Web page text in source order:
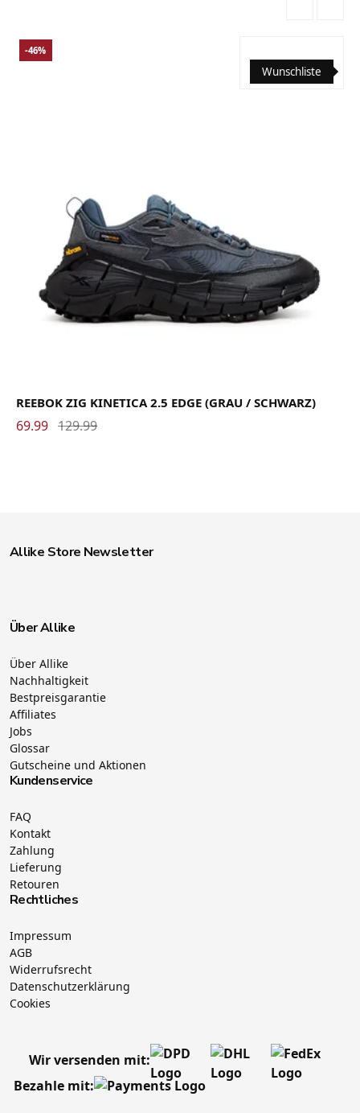
Wunschliste
-46%
REEBOK ZIG KINETICA 2.5 EDGE (GRAU / SCHWARZ)
69.99 129.99
Allike Store Newsletter
Über Allike
Über Allike
Nachhaltigkeit
Bestpreisgarantie
Affiliates
Jobs
Glossar
Gutscheine und Aktionen
Kundenservice
FAQ
Kontakt
Zahlung
Lieferung
Retouren
Rechtliches
Impressum
AGB
Widerrufsrecht
Datenschutzerklärung
Cookies
Wir versenden mit:
Bezahle mit: